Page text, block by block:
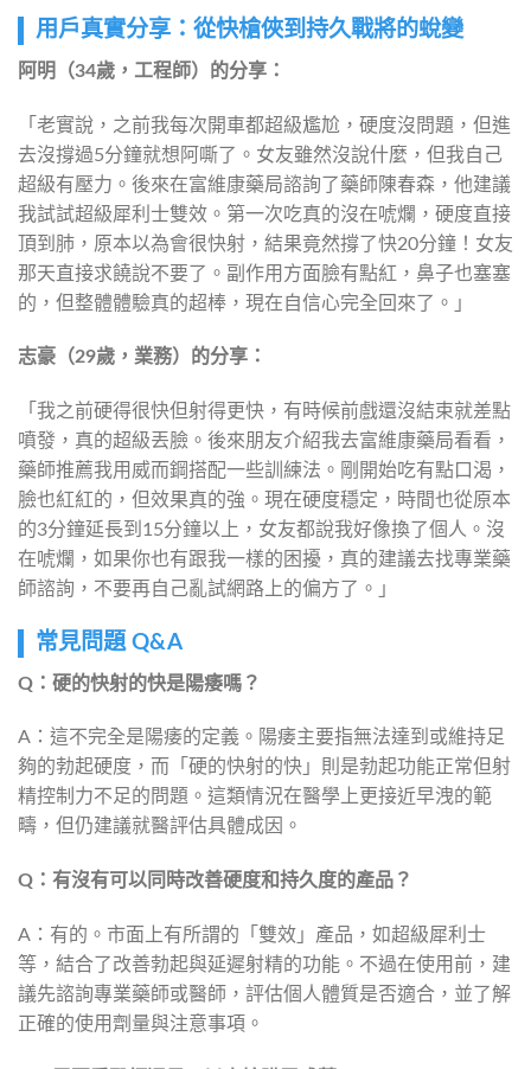
用戶真實分享：從快槍俠到持久戰將的蛻變
阿明（34歲，工程師）的分享：
「老實說，之前我每次開車都超級尷尬，硬度沒問題，但進
去沒撐過5分鐘就想阿嘶了。女友雖然沒說什麼，但我自己
超級有壓力。後來在富維康藥局諮詢了藥師陳春森，他建議
我試試超級犀利士雙效。第一次吃真的沒在唬爛，硬度直接
頂到肺，原本以為會很快射，結果竟然撐了快20分鐘！女友
那天直接求饒說不要了。副作用方面臉有點紅，鼻子也塞塞
的，但整體體驗真的超棒，現在自信心完全回來了。」
志豪（29歲，業務）的分享：
「我之前硬得很快但射得更快，有時候前戲還沒結束就差點
噴發，真的超級丟臉。後來朋友介紹我去富維康藥局看看，
藥師推薦我用威而鋼搭配一些訓練法。剛開始吃有點口渴，
臉也紅紅的，但效果真的強。現在硬度穩定，時間也從原本
的3分鐘延長到15分鐘以上，女友都說我好像換了個人。沒
在唬爛，如果你也有跟我一樣的困擾，真的建議去找專業藥
師諮詢，不要再自己亂試網路上的偏方了。」
常見問題 Q&A
Q：硬的快射的快是陽痿嗎？
A：這不完全是陽痿的定義。陽痿主要指無法達到或維持足
夠的勃起硬度，而「硬的快射的快」則是勃起功能正常但射
精控制力不足的問題。這類情況在醫學上更接近早洩的範
疇，但仍建議就醫評估具體成因。
Q：有沒有可以同時改善硬度和持久度的產品？
A：有的。市面上有所謂的「雙效」產品，如超級犀利士
等，結合了改善勃起與延遲射精的功能。不過在使用前，建
議先諮詢專業藥師或醫師，評估個人體質是否適合，並了解
正確的使用劑量與注意事項。